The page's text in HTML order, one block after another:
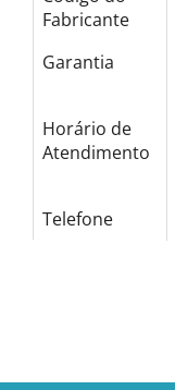
Fabricante
Garantia
Horário de
Atendimento
Telefone